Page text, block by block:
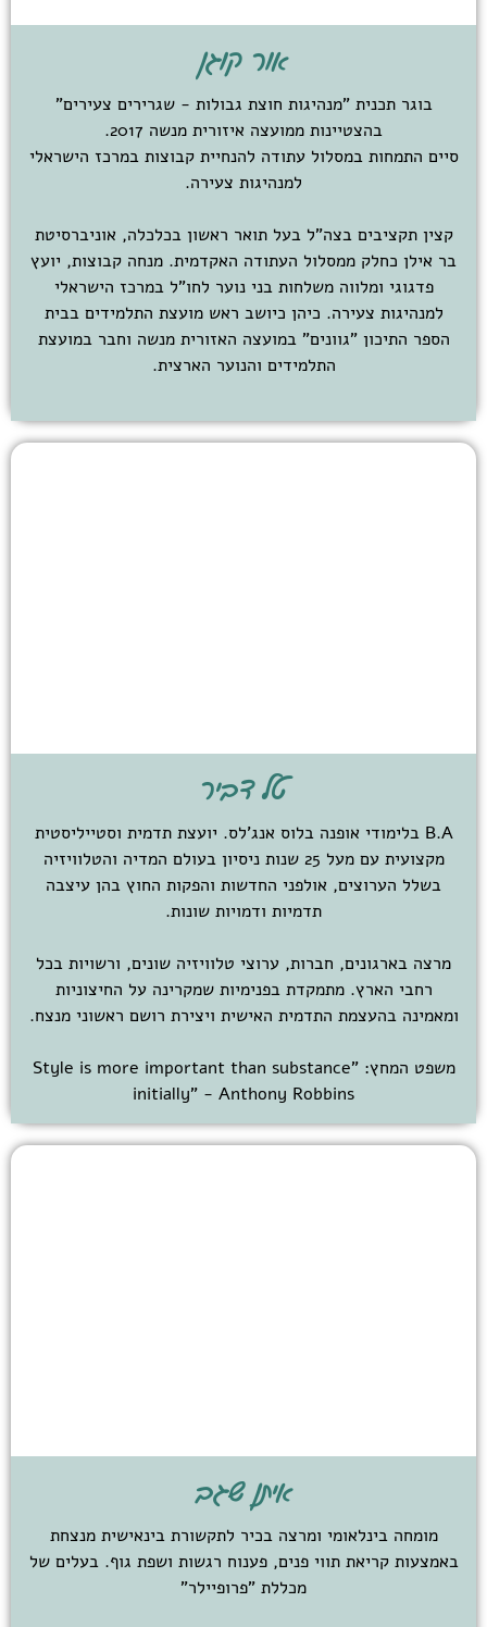
אור קוגן
בוגר תכנית "מנהיגות חוצת גבולות - שגרירים צעירים"
בהצטיינות ממועצה איזורית מנשה 2017.
סיים התמחות במסלול עתודה להנחיית קבוצות במרכז הישראלי
למנהיגות צעירה.
קצין תקציבים בצה"ל בעל תואר ראשון בכלכלה, אוניברסיטת
בר אילן כחלק ממסלול העתודה האקדמית. מנחה קבוצות, יועץ
פדגוגי ומלווה משלחות בני נוער לחו"ל במרכז הישראלי
למנהיגות צעירה. כיהן כיושב ראש מועצת התלמידים בבית
הספר התיכון "גוונים" במועצה האזורית מנשה וחבר במועצת
התלמידים והנוער הארצית.
טל דביר
B.A בלימודי אופנה בלוס אנג'לס. יועצת תדמית וסטייליסטית
מקצועית עם מעל 25 שנות ניסיון בעולם המדיה והטלוויזיה
בשלל הערוצים, אולפני החדשות והפקות החוץ בהן עיצבה
תדמיות ודמויות שונות.
מרצה בארגונים, חברות, ערוצי טלוויזיה שונים, ורשויות בכל
רחבי הארץ. מתמקדת בפנימיות שמקרינה על החיצוניות
ומאמינה בהעצמת התדמית האישית ויצירת רושם ראשוני מנצח.
משפט המחץ: "Style is more important than substance
initially" - Anthony Robbins
איתן שגב
מומחה בינלאומי ומרצה בכיר לתקשורת בינאישית מנצחת
באמצעות קריאת תווי פנים, פענוח רגשות ושפת גוף. בעלים של
מכללת "פרופיילר"